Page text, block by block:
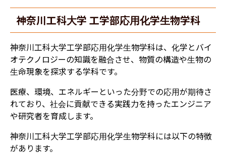
神奈川工科大学 工学部応用化学生物学科
神奈川工科大学工学部応用化学生物学科は、化学とバイ
オテクノロジーの知識を融合させ、物質の構造や生物の
生命現象を探求する学科です。
医療、環境、エネルギーといった分野での応用が期待さ
れており、社会に貢献できる実践力を持ったエンジニア
や研究者を育成します。
神奈川工科大学工学部応用化学生物学科には以下の特徴
があります。